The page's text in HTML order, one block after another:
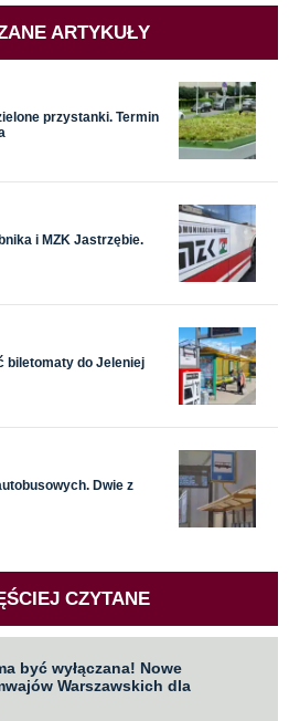
ARTYKUŁY
przystanki. Termin
i MZK Jastrzębie.
biletomaty do Jeleniej
Dwie z
CZYTANE
być wyłączana! Nowe
Warszawskich dla